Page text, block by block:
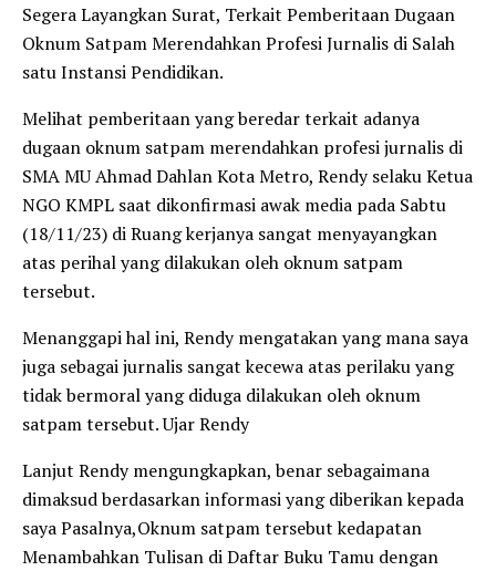
Segera Layangkan Surat, Terkait Pemberitaan Dugaan
Oknum Satpam Merendahkan Profesi Jurnalis di Salah
satu Instansi Pendidikan.
Melihat pemberitaan yang beredar terkait adanya
dugaan oknum satpam merendahkan profesi jurnalis di
SMA MU Ahmad Dahlan Kota Metro, Rendy selaku Ketua
NGO KMPL saat dikonfirmasi awak media pada Sabtu
(18/11/23) di Ruang kerjanya sangat menyayangkan
atas perihal yang dilakukan oleh oknum satpam
tersebut.
Menanggapi hal ini, Rendy mengatakan yang mana saya
juga sebagai jurnalis sangat kecewa atas perilaku yang
tidak bermoral yang diduga dilakukan oleh oknum
satpam tersebut. Ujar Rendy
Lanjut Rendy mengungkapkan, benar sebagaimana
dimaksud berdasarkan informasi yang diberikan kepada
saya Pasalnya,Oknum satpam tersebut kedapatan
Menambahkan Tulisan di Daftar Buku Tamu dengan